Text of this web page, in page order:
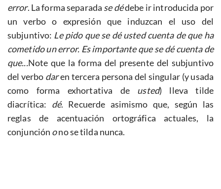
error. La forma separada se dédebe ir introducida por
un verbo o expresión que induzcan el uso del
subjuntivo: Le pido que se dé usted cuenta de que ha
cometido un error. Es importante que se dé cuenta de
que...Note que la forma del presente del subjuntivo
del verbo daren tercera persona del singular (y usada
como forma exhortativa de usted) lleva tilde
diacrítica: dé. Recuerde asimismo que, según las
reglas de acentuación ortográfica actuales, la
conjunción ono se tilda nunca.